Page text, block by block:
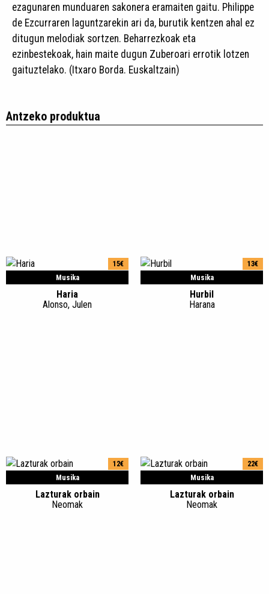
ezagunaren munduaren sakonera eramaiten gaitu. Philippe
de Ezcurraren laguntzarekin ari da, burutik kentzen ahal ez
ditugun melodiak sortzen. Beharrezkoak eta
ezinbestekoak, hain maite dugun Zuberoari errotik lotzen
gaituztelako. (Itxaro Borda. Euskaltzain)
Antzeko produktua
Musika
15€
Haria
Alonso, Julen
Musika
13€
Hurbil
Harana
Musika
12€
Lazturak orbain
Neomak
Musika
22€
Lazturak orbain
Neomak